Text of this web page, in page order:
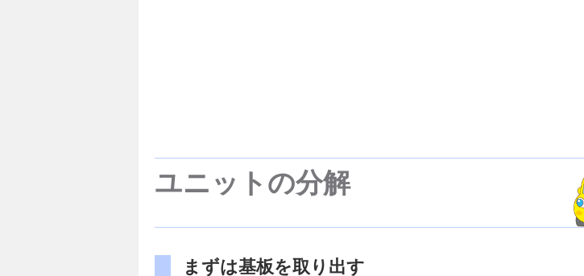
ユニットの分解
まずは基板を取り出す